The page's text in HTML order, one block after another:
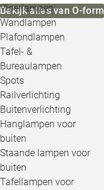
Vloerlampen
Wandlampen
Plafondlampen
Tafel- &
Bureaulampen
Spots
Railverlichting
Buitenverlichting
Hanglampen voor
buiten
Staande lampen voor
buiten
Tafellampen voor
Bekijk alles van O-form